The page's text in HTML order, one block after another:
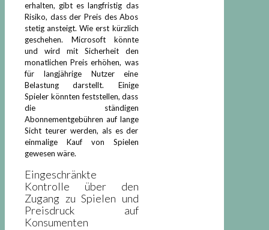
erhalten, gibt es langfristig das
Risiko, dass der Preis des Abos
stetig ansteigt. Wie erst kürzlich
geschehen. Microsoft könnte
und wird mit Sicherheit den
monatlichen Preis erhöhen, was
für langjährige Nutzer eine
Belastung darstellt. Einige
Spieler könnten feststellen, dass
die ständigen
Abonnementgebühren auf lange
Sicht teurer werden, als es der
einmalige Kauf von Spielen
gewesen wäre.
Eingeschränkte
Kontrolle über den
Zugang zu Spielen und
Preisdruck auf
Konsumenten